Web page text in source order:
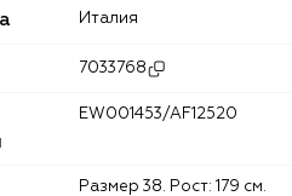
Италия
7033768
EW001453/AF12520
Размер 38. Рост: 179 см.